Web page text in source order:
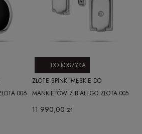
006
ZŁOTE SPINKI MĘSKIE DO
MANKIETÓW Z BIAŁEGO ZŁOTA 005
11 990,00 zł
DO KOSZYKA